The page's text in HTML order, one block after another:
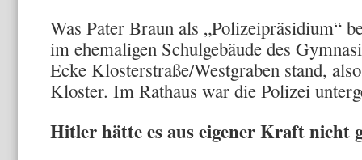
Was Pater Braun als „Polizeipräsidium“
im ehemaligen Schulgebäude des
Ecke Klosterstraße/Westgraben stand,
Kloster. Im Rathaus war die Polizei
Hitler hätte es aus eigener Kraft nicht